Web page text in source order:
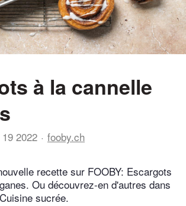
à la cannelle
2022 fooby.ch
recette sur FOOBY: Escargots
Ou découvrez-en d'autres dans
sucrée.